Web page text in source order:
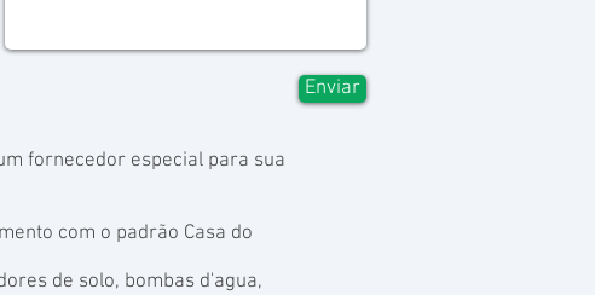
Enviar
fornecedor especial para sua
com o padrão Casa do
de solo, bombas d'agua,